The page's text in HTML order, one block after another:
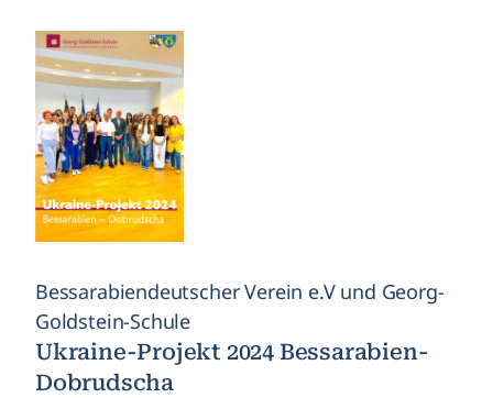
Bessarabiendeutscher Verein e.V und Georg-
Goldstein-Schule
Ukraine-Projekt 2024 Bessarabien-
Dobrudscha